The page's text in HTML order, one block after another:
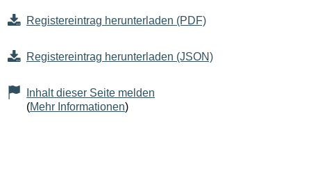
Registereintrag herunterladen (PDF)
Registereintrag herunterladen (JSON)
Inhalt dieser Seite melden
(Mehr Informationen)